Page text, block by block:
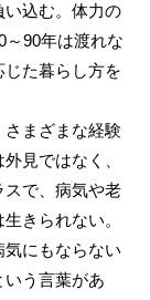
込む。体力の
90年は渡れな
た暮らし方を
まざまな経験
見ではなく、
で、病気や老
きられない。
にもならない
う言葉があ